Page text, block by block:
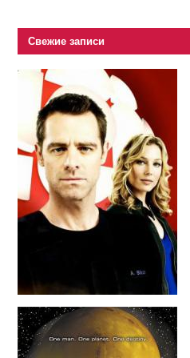
Свежие записи